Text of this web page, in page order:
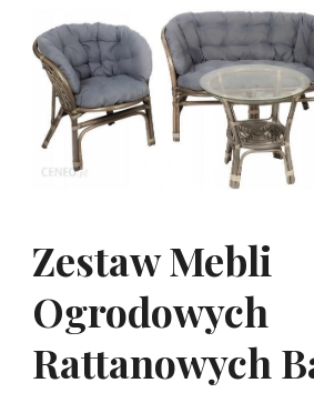
Zestaw Mebli
Ogrodowych
Rattanowych